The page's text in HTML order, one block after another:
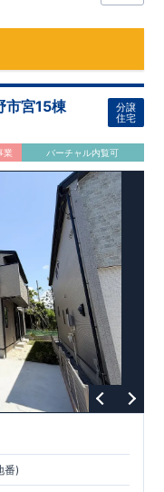
市宮15棟
分譲
住宅
業 バーチャル内覧可
番)